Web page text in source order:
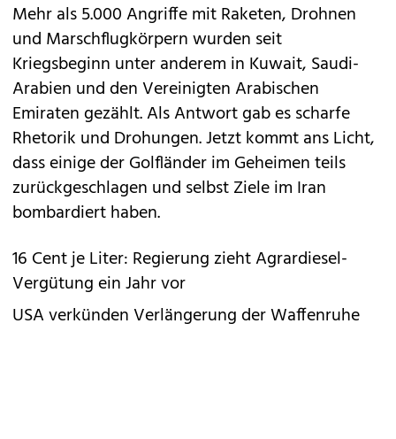
Mehr als 5.000 Angriffe mit Raketen, Drohnen
und Marschflugkörpern wurden seit
Kriegsbeginn unter anderem in Kuwait, Saudi-
Arabien und den Vereinigten Arabischen
Emiraten gezählt. Als Antwort gab es scharfe
Rhetorik und Drohungen. Jetzt kommt ans Licht,
dass einige der Golfländer im Geheimen teils
zurückgeschlagen und selbst Ziele im Iran
bombardiert haben.
16 Cent je Liter: Regierung zieht Agrardiesel-
Vergütung ein Jahr vor
USA verkünden Verlängerung der Waffenruhe